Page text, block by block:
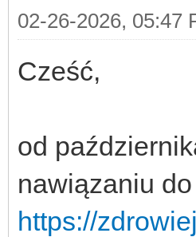
02-26-2026, 05:47
Cześć,
od
nawiązaniu
https://